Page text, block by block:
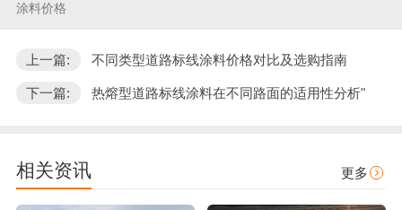
涂料价格
上一篇: 不同类型道路标线涂料价格对比及选购指南
下一篇: 热熔型道路标线涂料在不同路面的适用性分析"
相关资讯 更多